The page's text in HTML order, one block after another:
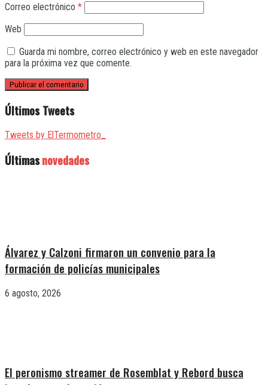
Correo electrónico *
Web
Guarda mi nombre, correo electrónico y web en este navegador
para la próxima vez que comente.
Últimos Tweets
Tweets by ElTermometro_
Últimasnovedades
Álvarez y Calzoni firmaron un convenio para la
formación de policías municipales
6 agosto, 2026
El peronismo streamer de Rosemblat y Rebord busca